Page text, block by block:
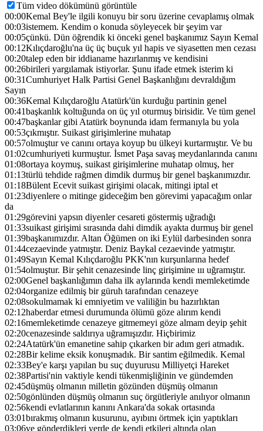
Tüm video dökümünü görüntüle
00:00Kemal Bey'le ilgili konuyu bir soru üzerine cevaplamış olmak
00:03istemem. Kendim o konuda söyleyecek bir şeyim var
00:05çünkü. Dün öğrendik ki önceki genel başkanımız Sayın Kemal
00:12Kılıçdaroğlu'na üç üç buçuk yıl hapis ve siyasetten men cezası
00:20talep eden bir iddianame hazırlanmış ve kendisini
00:26birileri yargılamak istiyorlar. Şunu ifade etmek isterim ki
00:31Cumhuriyet Halk Partisi Genel Başkanlığını devraldığım
Sayın
00:36Kemal Kılıçdaroğlu Atatürk'ün kurduğu partinin genel
00:41başkanlık koltuğunda on üç yıl oturmuş birisidir. Ve tüm genel
00:47başkanlar gibi Atatürk boynunda idam fermanıyla bu yola
00:53çıkmıştır. Suikast girişimlerine muhatap
00:57olmuştur ve canını ortaya koyup bu ülkeyi kurtarmıştır. Ve bu
01:02cumhuriyeti kurmuştur. İsmet Paşa savaş meydanlarında canını
01:08ortaya koymuş, suikast girişimlerine muhatap olmuş, her
01:13türlü tehdide rağmen dimdik durmuş bir genel başkanımızdır.
01:18Bülent Ecevit suikast girişimi olacak, mitingi iptal et
01:23diyenlere o mitinge gideceğim ben görevimi yapacağım onlar
da
01:29görevini yapsın diyenler cesareti göstermiş uğradığı
01:33suikast girişimi sırasında dahi dimdik ayakta durmuş bir genel
01:39başkanımızdır. Altan Öğümen on iki Eylül darbesinden sonra
01:44cezaevinde yatmıştır. Deniz Baykal cezaevinde yatmıştır.
01:49Sayın Kemal Kılıçdaroğlu PKK'nın kurşunlarına hedef
01:54olmuştur. Bir şehit cenazesinde linç girişimine ııı uğramıştır.
02:00Genel başkanlığımın daha ilk aylarında kendi memleketimde
02:04organize edilmiş bir güruh tarafından cenazeye
02:08sokulmamak ki emniyetim ve valiliğin bu hazırlıktan
02:12haberdar etmesi durumunda ölümü göze alırım kendi
02:16memleketimde cenazeye gitmemeyi göze almam deyip şehit
02:20cenazesinde saldırıya uğramışızdır. Hiçbirimiz
02:24Atatürk'ün emanetine sahip çıkarken bir adım geri atmadık.
02:28Bir kelime eksik konuşmadık. Bir santim eğilmedik. Kemal
02:33Bey'e karşı yapılan bu suç duyurusu Milliyetçi Hareket
02:38Partisi'nin vaktiyle kendi tükenmişliğinin ve gündemden
02:45düşmüş olmanın milletin gözünden düşmüş olmanın
02:50gönlünden düşmüş olmanın suç örgütleriyle anılıyor olmanın
02:56kendi evlatlarının kanını Ankara'da sokak ortasında
03:01bırakmış olmanın kusurunu, ayıbını örtmek için yaptıkları
03:06ve gönderdikleri yerde de kendi etkileri altında olan